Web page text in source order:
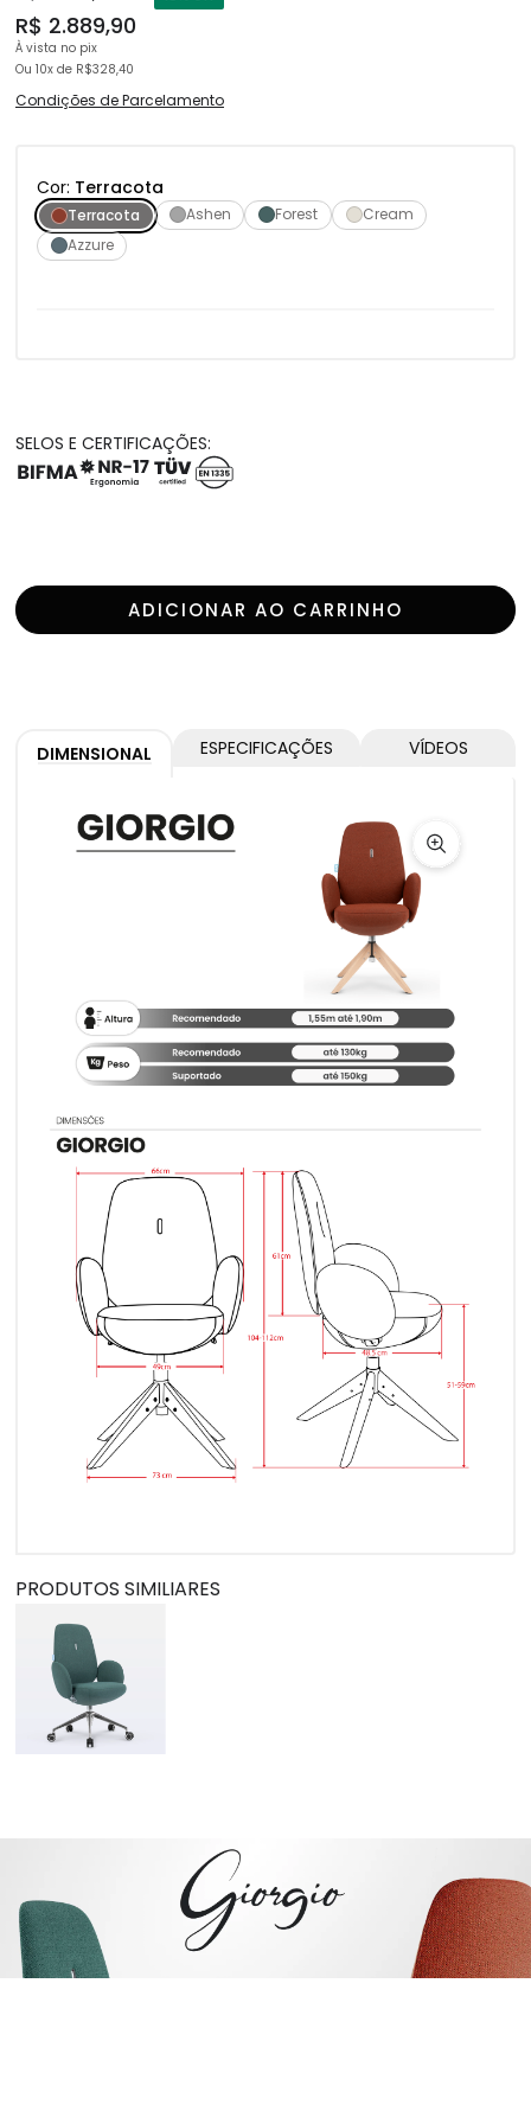
Cada detalhe foi cuidadosamente pensado para oferecer
distinção e elegância atemporal.
DT3 Giorgio. Para quem exige o máximo, até nos mínimos detalhes.
R$ 2.889,90
À vista no pix
Ou 10x de R$328,40
Condições de Parcelamento
Cor: Terracota
Terracota Ashen Forest
Cream
Azzure
SELOS E CERTIFICAÇÕES:
ADICIONAR AO CARRINHO
DIMENSIONAL ESPECIFICAÇÕES VÍDEOS
PRODUTOS SIMILIARES